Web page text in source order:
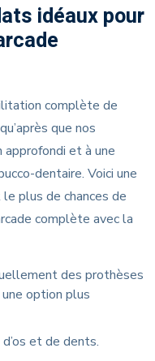
idéaux pour
complète de
que nos
et à une
dentaire. Voici une
plus de chances de
complète avec la
des prothèses
option plus
et de dents.